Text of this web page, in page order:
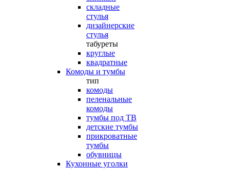
складные
стулья
дизайнерские
стулья
табуреты
круглые
квадратные
Комоды и тумбы
тип
комоды
пеленальные
комоды
тумбы под ТВ
детские тумбы
прикроватные
тумбы
обувницы
Кухонные уголки